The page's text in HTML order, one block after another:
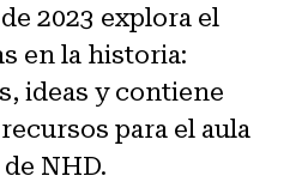
2023 explora el
en la historia:
ideas y contiene
para el aula
NHD.